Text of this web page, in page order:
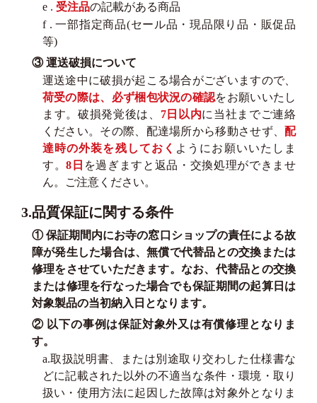
e . 受注品の記載がある商品
f . 一部指定商品(セール品・現品限り品・販促品
等)
③ 運送破損について
運送途中に破損が起こる場合がございますので、
荷受の際は、必ず梱包状況の確認をお願いいたし
ます。破損発覚後は、 7日以内に当社までご連絡
ください。その際、配達場所から移動させず、配
達時の外装を残しておく ようにお願いいたしま
す。8日 を過ぎますと返品・交換処理ができませ
ん。ご注意ください。
3.品質保証に関する条件
① 保証期間内にお寺の窓口ショップの責任による故
障が発生した場合は、無償で代替品との交換または
修理をさせていただきます。なお、代替品との交換
または修理を行なった場合でも保証期間の起算日は
対象製品の当初納入日となります。
② 以下の事例は保証対象外又は有償修理となりま
す。
a.取扱説明書、または別途取り交わした仕様書な
どに記載された以外の不適当な条件・環境・取り
扱い・使用方法に起因した故障は対象外となりま